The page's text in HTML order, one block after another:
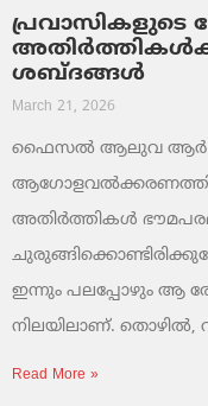
പ്രവാസികളുടെ
ശബ്ദങ്ങൾ
March 21, 2026
ഫൈസൽ ആലുവ ആർ
അതിർത്തികൾ
ഇന്നും പലപ്പോഴും ആ
നിലയിലാണ്. തൊഴിൽ,
Read More »